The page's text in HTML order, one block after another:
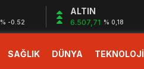
% -0.52
ALTIN
6.507,71 % 0,18
SAĞLIK DÜNYA TEKNOLOJİ